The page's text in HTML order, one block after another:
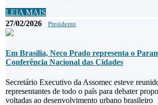
LEIA MAIS
27/02/2026
Presidente
Em Brasília, Neco Prado representa o
Conferência Nacional das Cidades
Secretário Executivo da Assomec esteve
representantes de todo o país para debater
voltadas ao desenvolvimento urbano brasileiro